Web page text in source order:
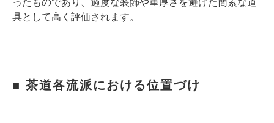
具として高く評価されます。
■ 茶道各流派における位置づけ